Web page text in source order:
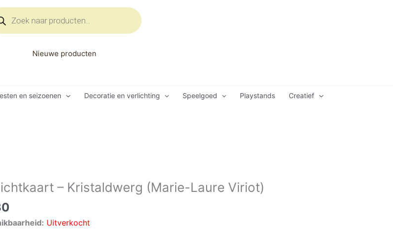
Nieuwe producten
en seizoenen Decoratie en verlichting Speelgoed Playstands Creatief
– Kristaldwerg (Marie-Laure Viriot)
Uitverkocht